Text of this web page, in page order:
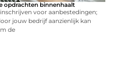
opdrachten binnenhaalt
voor aanbestedingen;
jouw bedrijf aanzienlijk kan
de